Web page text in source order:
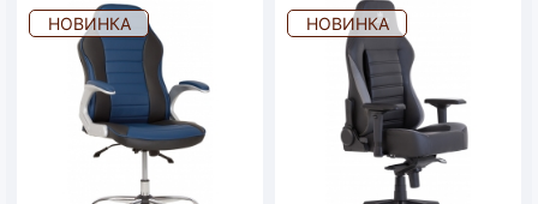
НОВИНКА НОВИНКА